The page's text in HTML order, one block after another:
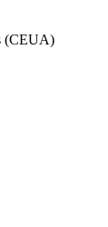
(CEUA)